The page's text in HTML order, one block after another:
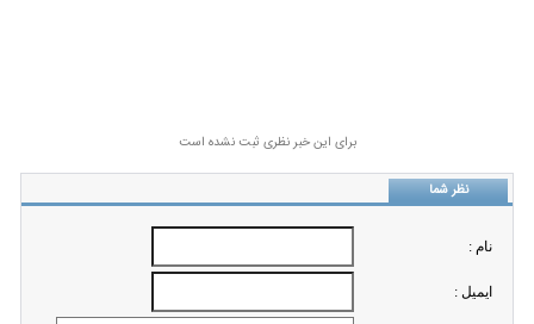
برای این خبر نظری ثبت نشده است
نظر شما
نام :
ايميل :